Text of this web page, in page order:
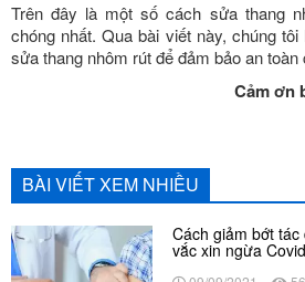
Trên đây là một số cách sửa thang
chóng nhất. Qua bài viết này, chúng
sửa thang nhôm rút để đảm bảo an
Cảm ơn
BÀI VIẾT XEM NHIỀU
Cách giảm bớt
vắc xin ngừa